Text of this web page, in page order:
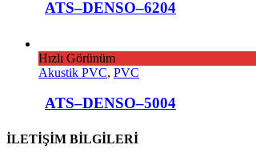
ATS–DENSO–6204
Hızlı Görünüm
Akustik PVC, PVC
ATS–DENSO–5004
İLETİŞİM BİLGİLERİ